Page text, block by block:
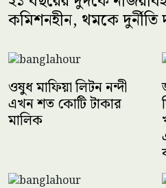
কমিশনহীন, থমকে
ওষুধ মাফিয়া লিটন নন্দী
এখন শত কোটি টাকার
মালিক